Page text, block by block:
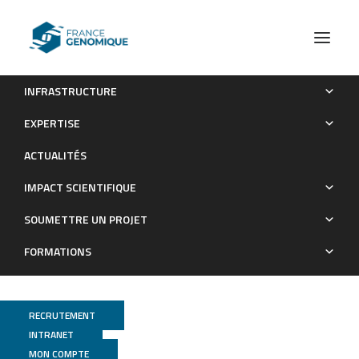
INFRASTRUCTURE
EXPERTISE
ACTUALITÉS
IMPACT SCIENTIFIQUE
SOUMETTRE UN PROJET
FORMATIONS
RECRUTEMENT
INTRANET
MON COMPTE
Genotoul Bioinfo